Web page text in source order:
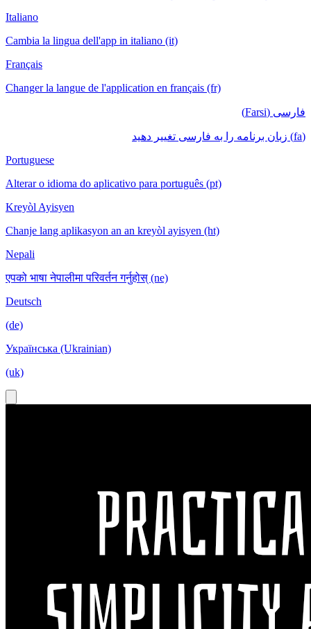
Italiano
Cambia la lingua dell'app in italiano (it)
Français
Changer la langue de l'application en français (fr)
فارسی (Farsi)
(fa) زبان برنامه را به فارسی تغییر دهید
Portuguese
Alterar o idioma do aplicativo para português (pt)
Kreyòl Ayisyen
Chanje lang aplikasyon an an kreyòl ayisyen (ht)
Nepali
एपको भाषा नेपालीमा परिवर्तन गर्नुहोस् (ne)
Deutsch
(de)
Українська (Ukrainian)
(uk)